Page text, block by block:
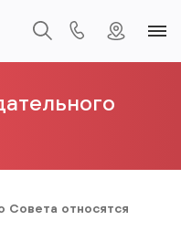
Совета относятся